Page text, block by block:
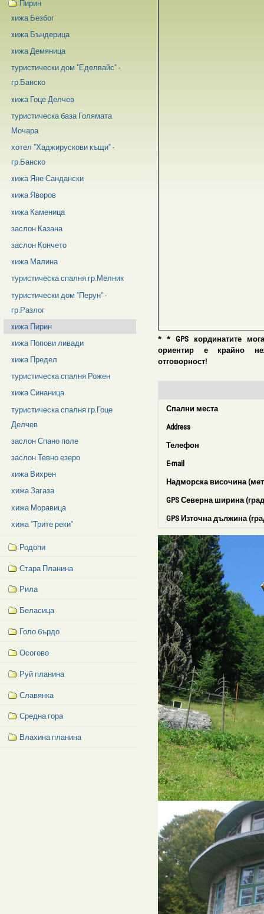
* * GPS кординатите
ориентир е крайно
отговорност!
Спални места
Address
Телефон
E-mail
Надморска височина
GPS Северна ширина
GPS Източна дължина
Пирин
xижа Безбог
xижа Бъндерица
xижа Демяница
туристически дом "Еделвайс" -
гр.Банско
xижа Гоце Делчев
туристическа база Голямата
Мочара
хотел "Хаджирускови къщи" -
гр.Банско
xижа Яне Сандански
xижа Яворов
xижа Каменица
заслон Казана
заслон Кончето
xижа Малина
туристическа спалня гр.Мелник
туристически дом "Перун" -
гр.Разлог
xижа Пирин
xижа Попови ливади
xижа Предел
туристическа спалня Рожен
xижа Синаница
туристическа спалня гр.Гоце
Делчев
заслон Спано поле
заслон Тевно езеро
xижа Вихрен
хижа Загаза
хижа Моравица
хижа "Трите реки"
Родопи
Стара Планина
Рила
Беласица
Голо бърдо
Осогово
Руй планина
Славянка
Средна гора
Влахина планина